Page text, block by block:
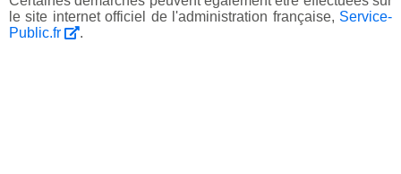
le site internet officiel de l'administration française, Service-
Public.fr
.